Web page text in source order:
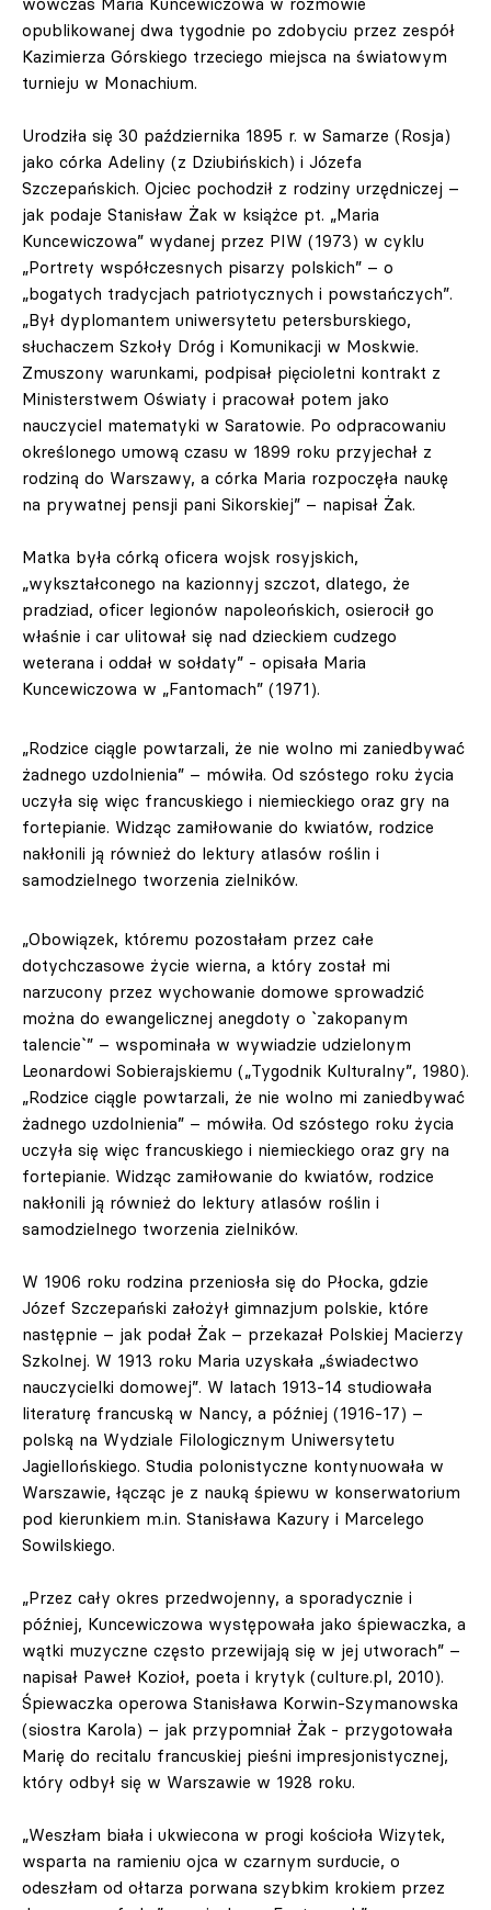
opublikowanej dwa tygodnie po zdobyciu przez zespół
Kazimierza Górskiego trzeciego miejsca na światowym
turnieju w Monachium.
Urodziła się 30 października 1895 r. w Samarze (Rosja)
jako córka Adeliny (z Dziubińskich) i Józefa
Szczepańskich. Ojciec pochodził z rodziny urzędniczej –
jak podaje Stanisław Żak w książce pt. „Maria
Kuncewiczowa” wydanej przez PIW (1973) w cyklu
„Portrety współczesnych pisarzy polskich” – o
„bogatych tradycjach patriotycznych i powstańczych”.
„Był dyplomantem uniwersytetu petersburskiego,
słuchaczem Szkoły Dróg i Komunikacji w Moskwie.
Zmuszony warunkami, podpisał pięcioletni kontrakt z
Ministerstwem Oświaty i pracował potem jako
nauczyciel matematyki w Saratowie. Po odpracowaniu
określonego umową czasu w 1899 roku przyjechał z
rodziną do Warszawy, a córka Maria rozpoczęła naukę
na prywatnej pensji pani Sikorskiej” – napisał Żak.
Matka była córką oficera wojsk rosyjskich,
„wykształconego na kazionnyj szczot, dlatego, że
pradziad, oficer legionów napoleońskich, osierocił go
właśnie i car ulitował się nad dzieckiem cudzego
weterana i oddał w sołdaty” - opisała Maria
Kuncewiczowa w „Fantomach” (1971).
„Rodzice ciągle powtarzali, że nie wolno mi zaniedbywać
żadnego uzdolnienia” – mówiła. Od szóstego roku życia
uczyła się więc francuskiego i niemieckiego oraz gry na
fortepianie. Widząc zamiłowanie do kwiatów, rodzice
nakłonili ją również do lektury atlasów roślin i
samodzielnego tworzenia zielników.
„Obowiązek, któremu pozostałam przez całe
dotychczasowe życie wierna, a który został mi
narzucony przez wychowanie domowe sprowadzić
można do ewangelicznej anegdoty o `zakopanym
talencie`” – wspominała w wywiadzie udzielonym
Leonardowi Sobierajskiemu („Tygodnik Kulturalny”, 1980).
„Rodzice ciągle powtarzali, że nie wolno mi zaniedbywać
żadnego uzdolnienia” – mówiła. Od szóstego roku życia
uczyła się więc francuskiego i niemieckiego oraz gry na
fortepianie. Widząc zamiłowanie do kwiatów, rodzice
nakłonili ją również do lektury atlasów roślin i
samodzielnego tworzenia zielników.
W 1906 roku rodzina przeniosła się do Płocka, gdzie
Józef Szczepański założył gimnazjum polskie, które
następnie – jak podał Żak – przekazał Polskiej Macierzy
Szkolnej. W 1913 roku Maria uzyskała „świadectwo
nauczycielki domowej”. W latach 1913-14 studiowała
literaturę francuską w Nancy, a później (1916-17) –
polską na Wydziale Filologicznym Uniwersytetu
Jagiellońskiego. Studia polonistyczne kontynuowała w
Warszawie, łącząc je z nauką śpiewu w konserwatorium
pod kierunkiem m.in. Stanisława Kazury i Marcelego
Sowilskiego.
„Przez cały okres przedwojenny, a sporadycznie i
później, Kuncewiczowa występowała jako śpiewaczka, a
wątki muzyczne często przewijają się w jej utworach” –
napisał Paweł Kozioł, poeta i krytyk (culture.pl, 2010).
Śpiewaczka operowa Stanisława Korwin-Szymanowska
(siostra Karola) – jak przypomniał Żak - przygotowała
Marię do recitalu francuskiej pieśni impresjonistycznej,
który odbył się w Warszawie w 1928 roku.
„Weszłam biała i ukwiecona w progi kościoła Wizytek,
wsparta na ramieniu ojca w czarnym surducie, o
odeszłam od ołtarza porwana szybkim krokiem przez